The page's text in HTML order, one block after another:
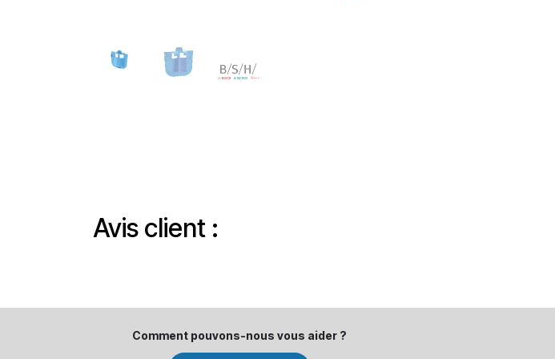
Avis client :
Comment pouvons-​nous vous aider ?